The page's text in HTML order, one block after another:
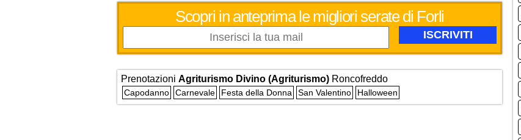
Scopri in anteprima le migliori serate di Forli
Prenotazioni Agriturismo Divino (Agriturismo) Roncofreddo
Capodanno Carnevale Festa della Donna San Valentino Halloween